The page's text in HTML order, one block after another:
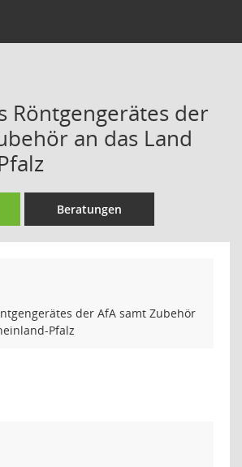
Röntgengerätes der
an das Land
Beratungen
der AfA samt Zubehör
Pfalz